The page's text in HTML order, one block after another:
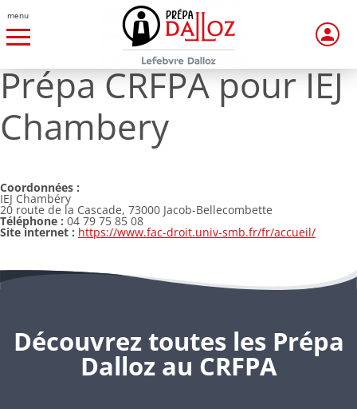
menu
Prépa CRFPA pour IEJ
Chambery
Coordonnées :
IEJ Chambéry
20 route de la Cascade, 73000 Jacob-Bellecombette
Téléphone : 04 79 75 85 08
Site internet : https://www.fac-droit.univ-smb.fr/fr/accueil/
Découvrez toutes les Prépa
Dalloz au CRFPA